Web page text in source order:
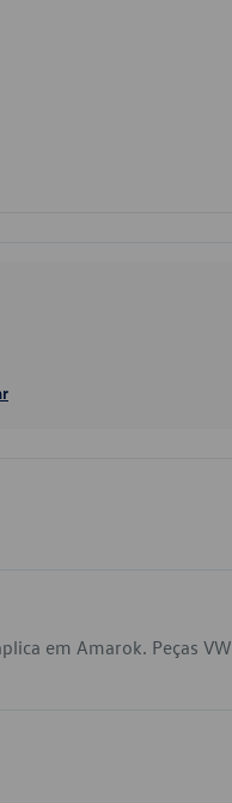
em Amarok. Peças VW